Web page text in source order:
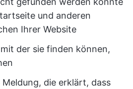
und anderen
Ihrer Website
der sie finden können,
die erklärt, dass